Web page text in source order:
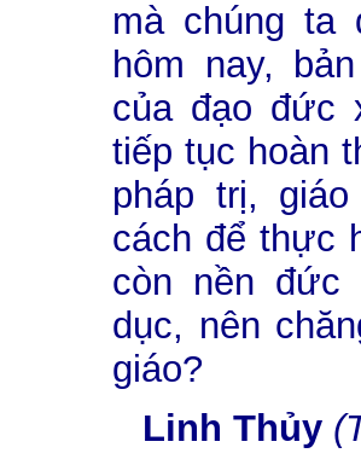
mà chúng ta
hôm nay,
của đạo đức
tiếp tục hoàn
pháp trị,
cách để thực
còn nền đức
dục, nên
giáo?
Linh Thủy